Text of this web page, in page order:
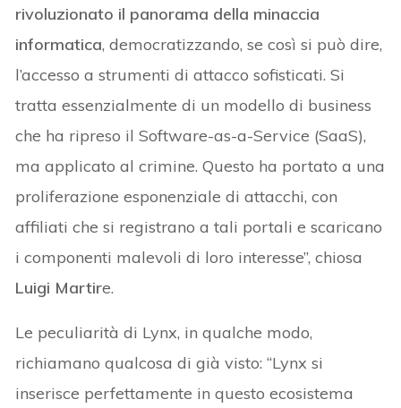
rivoluzionato il panorama della minaccia
informatica, democratizzando, se così si può dire,
l’accesso a strumenti di attacco sofisticati. Si
tratta essenzialmente di un modello di business
che ha ripreso il Software-as-a-Service (SaaS),
ma applicato al crimine. Questo ha portato a una
proliferazione esponenziale di attacchi, con
affiliati che si registrano a tali portali e scaricano
i componenti malevoli di loro interesse”, chiosa
Luigi Martire.
Le peculiarità di Lynx, in qualche modo,
richiamano qualcosa di già visto: “Lynx si
inserisce perfettamente in questo ecosistema